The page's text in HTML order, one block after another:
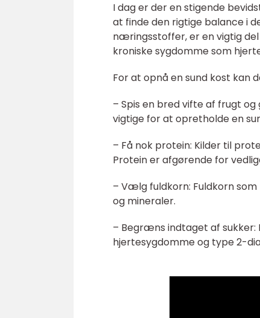
I dag er der en stigende
at finde den rigtige balance i
næringsstoffer, er en vigtig
kroniske sygdomme som
For at opnå en sund kost kan
– Spis en bred vifte af frugt
vigtige for at opretholde en
– Få nok protein: Kilder til
Protein er afgørende for
– Vælg fuldkorn: Fuldkorn
og mineraler.
– Begræns indtaget af sukker:
hjertesygdomme og type 2-